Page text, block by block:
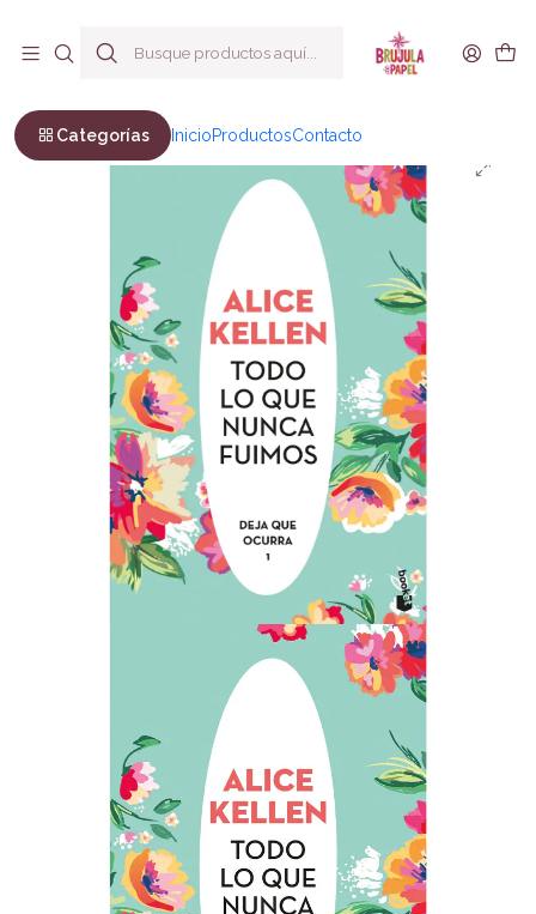
Categorías InicioProductosContacto
Todo lo que nunca fuimos